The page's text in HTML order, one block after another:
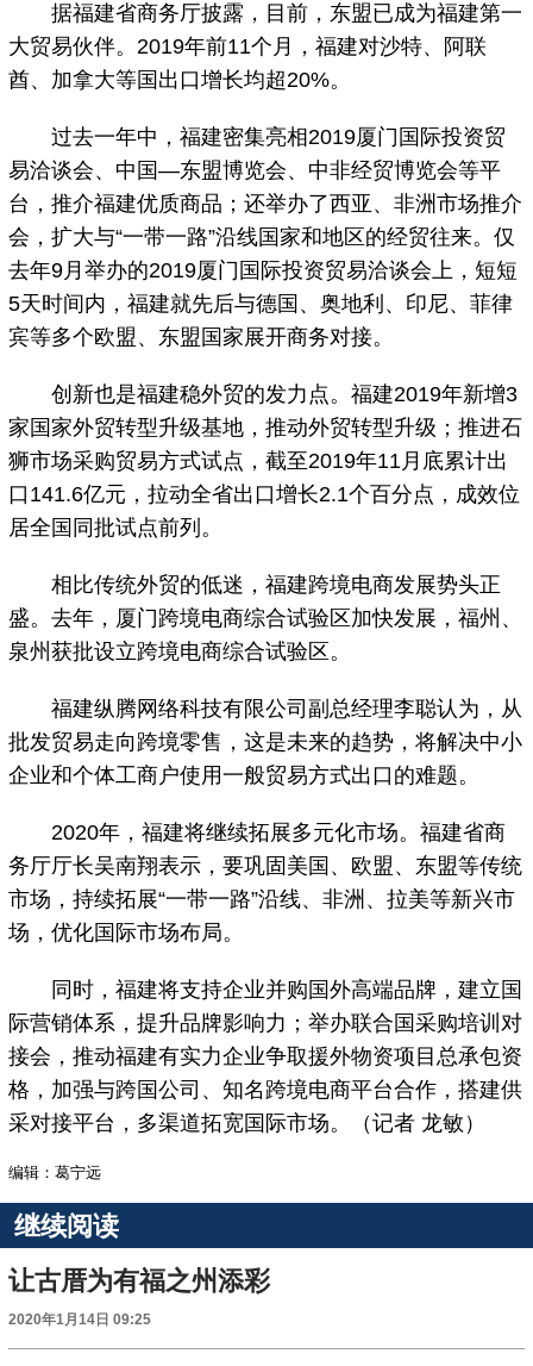
据福建省商务厅披露，目前，东盟已成为福建第一
大贸易伙伴。2019年前11个月，福建对沙特、阿联
酋、加拿大等国出口增长均超20%。
过去一年中，福建密集亮相2019厦门国际投资贸
易洽谈会、中国—东盟博览会、中非经贸博览会等平
台，推介福建优质商品；还举办了西亚、非洲市场推介
会，扩大与“一带一路”沿线国家和地区的经贸往来。仅
去年9月举办的2019厦门国际投资贸易洽谈会上，短短
5天时间内，福建就先后与德国、奥地利、印尼、菲律
宾等多个欧盟、东盟国家展开商务对接。
创新也是福建稳外贸的发力点。福建2019年新增3
家国家外贸转型升级基地，推动外贸转型升级；推进石
狮市场采购贸易方式试点，截至2019年11月底累计出
口141.6亿元，拉动全省出口增长2.1个百分点，成效位
居全国同批试点前列。
相比传统外贸的低迷，福建跨境电商发展势头正
盛。去年，厦门跨境电商综合试验区加快发展，福州、
泉州获批设立跨境电商综合试验区。
福建纵腾网络科技有限公司副总经理李聪认为，从
批发贸易走向跨境零售，这是未来的趋势，将解决中小
企业和个体工商户使用一般贸易方式出口的难题。
2020年，福建将继续拓展多元化市场。福建省商
务厅厅长吴南翔表示，要巩固美国、欧盟、东盟等传统
市场，持续拓展“一带一路”沿线、非洲、拉美等新兴市
场，优化国际市场布局。
同时，福建将支持企业并购国外高端品牌，建立国
际营销体系，提升品牌影响力；举办联合国采购培训对
接会，推动福建有实力企业争取援外物资项目总承包资
格，加强与跨国公司、知名跨境电商平台合作，搭建供
采对接平台，多渠道拓宽国际市场。（记者 龙敏）
编辑：葛宁远
继续阅读
让古厝为有福之州添彩
2020年1月14日 09:25